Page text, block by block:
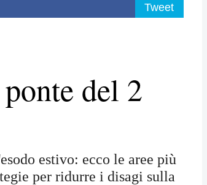
Tweet
del 2
estivo: ecco le aree più
per ridurre i disagi sulla